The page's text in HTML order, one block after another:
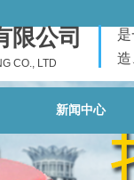
限公司
CO., LTD
造
新闻中心